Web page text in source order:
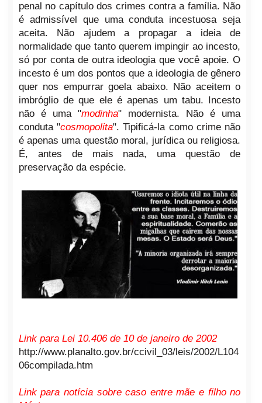
penal no capítulo dos crimes contra a família. Não
é admissível que uma conduta incestuosa seja
aceita. Não ajudem a propagar a ideia de
normalidade que tanto querem impingir ao incesto,
só por conta de outra ideologia que você apoie. O
incesto é um dos pontos que a ideologia de gênero
quer nos empurrar goela abaixo. Não aceitem o
imbróglio de que ele é apenas um tabu. Incesto
não é uma "modinha" modernista. Não é uma
conduta "cosmopolita". Tipificá-la como crime não
é apenas uma questão moral, jurídica ou religiosa.
É, antes de mais nada, uma questão de
preservação da espécie.
Link para Lei 10.406 de 10 de janeiro de 2002
http://www.planalto.gov.br/ccivil_03/leis/2002/L104
06compilada.htm
Link para notícia sobre caso entre mãe e filho no